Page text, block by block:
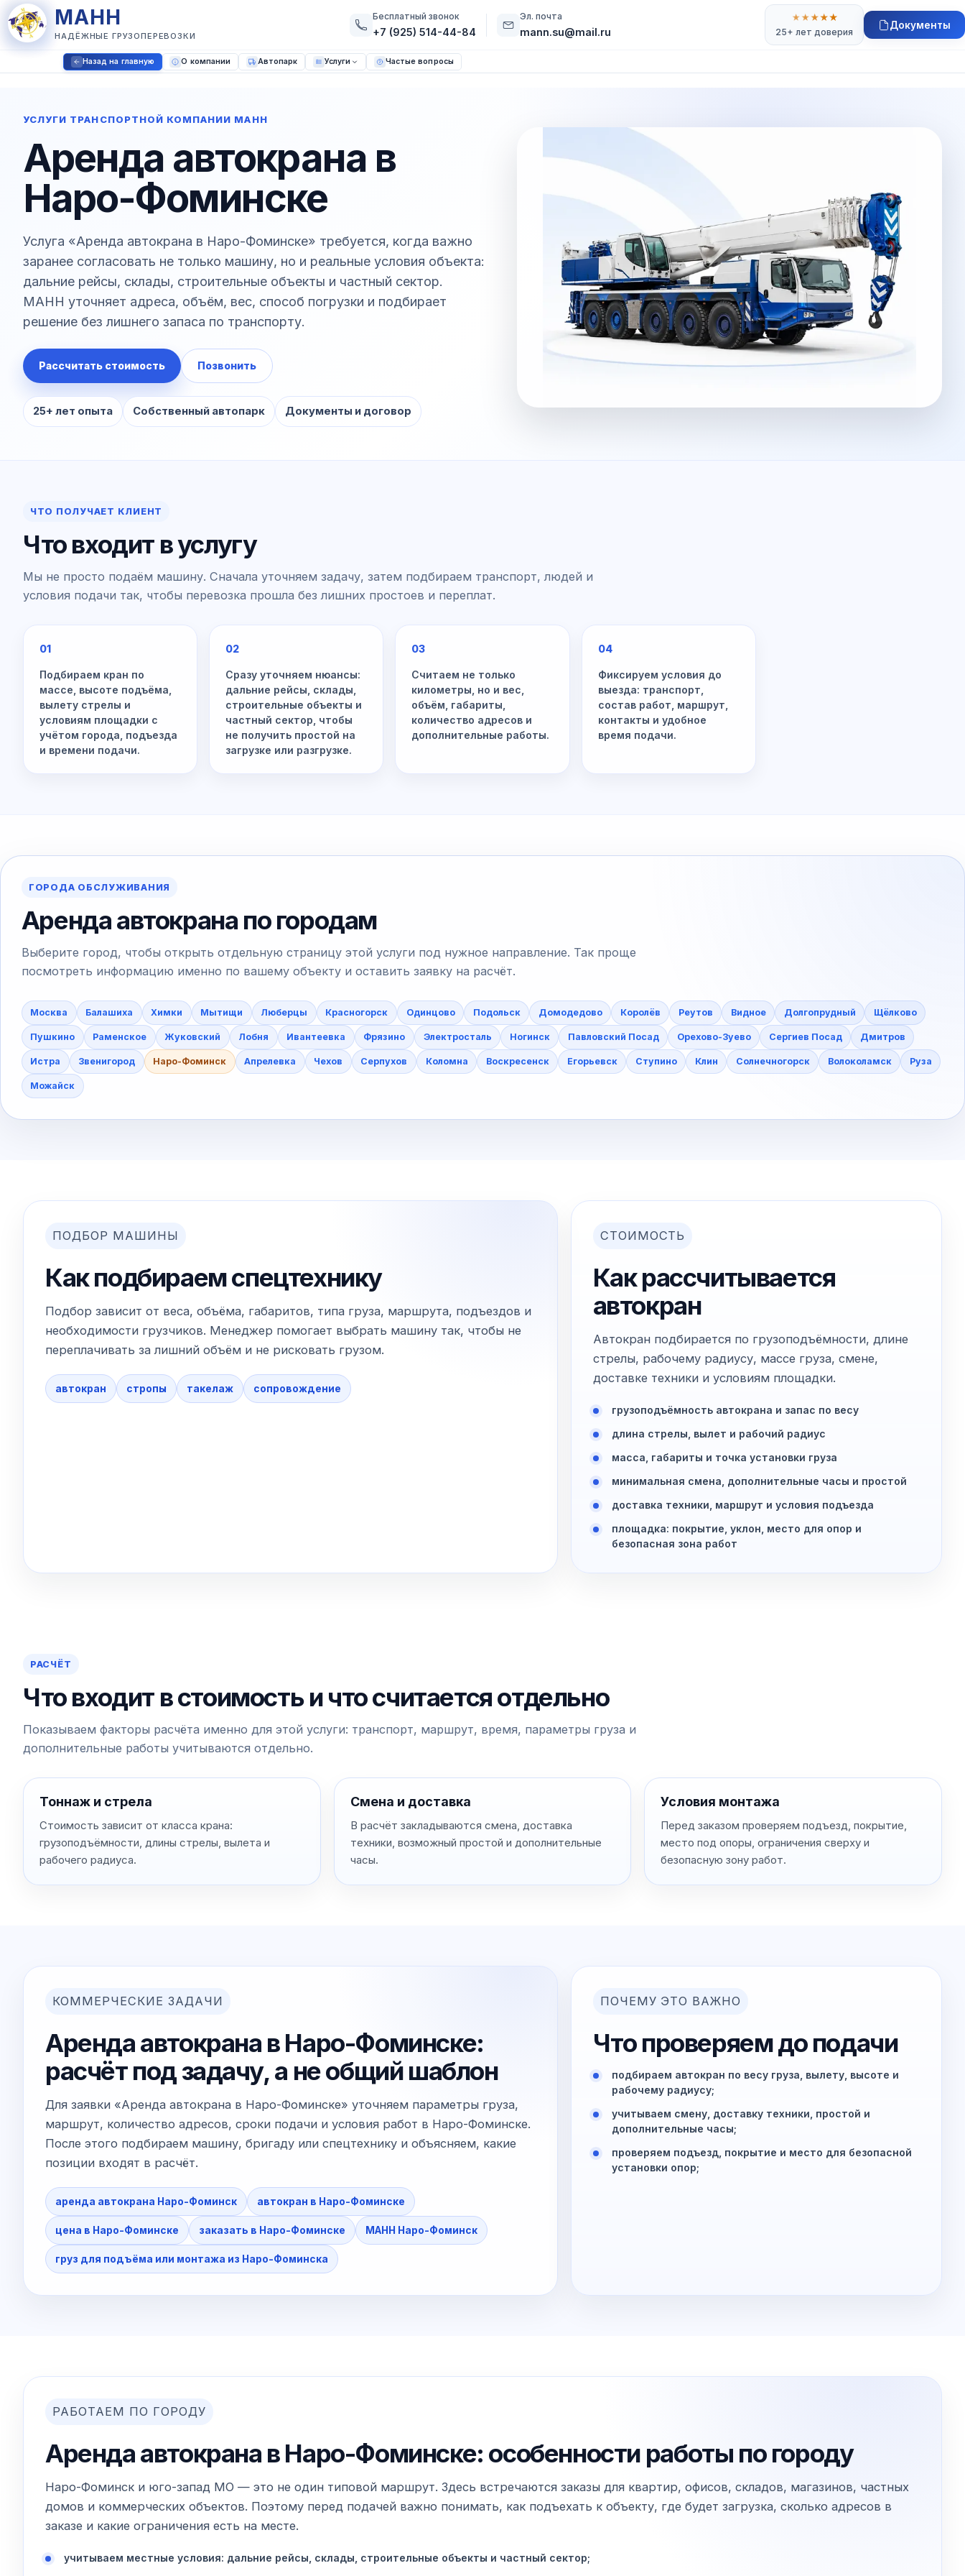
МАНН
НАДЁЖНЫЕ ГРУЗОПЕРЕВОЗКИ
Бесплатный звонок
+7 (925) 514-44-84
Эл. почта
mann.su@mail.ru
★ ★★★★
25+ лет доверия
Документы
Назад на главную О компании Автопарк Услуги Частые вопросы
УСЛУГИ ТРАНСПОРТНОЙ КОМПАНИИ МАНН
Аренда автокрана в
Наро-Фоминске
Услуга «Аренда автокрана в Наро-Фоминске» требуется, когда важно
заранее согласовать не только машину, но и реальные условия объекта:
дальние рейсы, склады, строительные объекты и частный сектор.
МАНН уточняет адреса, объём, вес, способ погрузки и подбирает
решение без лишнего запаса по транспорту.
Рассчитать стоимость Позвонить
25+ лет опыта Собственный автопарк Документы и договор
ЧТО ПОЛУЧАЕТ КЛИЕНТ
Что входит в услугу
Мы не просто подаём машину. Сначала уточняем задачу, затем подбираем транспорт, людей и
условия подачи так, чтобы перевозка прошла без лишних простоев и переплат.
01
Подбираем кран по
массе, высоте подъёма,
вылету стрелы и
условиям площадки с
учётом города, подъезда
и времени подачи.
02
Сразу уточняем нюансы:
дальние рейсы, склады,
строительные объекты и
частный сектор, чтобы
не получить простой на
загрузке или разгрузке.
03
Считаем не только
километры, но и вес,
объём, габариты,
количество адресов и
дополнительные работы.
04
Фиксируем условия до
выезда: транспорт,
состав работ, маршрут,
контакты и удобное
время подачи.
ГОРОДА ОБСЛУЖИВАНИЯ
Аренда автокрана по городам
Выберите город, чтобы открыть отдельную страницу этой услуги под нужное направление. Так проще
посмотреть информацию именно по вашему объекту и оставить заявку на расчёт.
Москва Балашиха Химки Мытищи Люберцы Красногорск Одинцово Подольск Домодедово Королёв Реутов Видное Долгопрудный Щёлково
Пушкино Раменское Жуковский Лобня Ивантеевка Фрязино Электросталь Ногинск Павловский Посад Орехово-Зуево Сергиев Посад Дмитров
Истра Звенигород Наро-Фоминск Апрелевка Чехов Серпухов Коломна Воскресенск Егорьевск Ступино Клин Солнечногорск Волоколамск Руза
Можайск
ПОДБОР МАШИНЫ
Как подбираем спецтехнику
Подбор зависит от веса, объёма, габаритов, типа груза, маршрута, подъездов и
необходимости грузчиков. Менеджер помогает выбрать машину так, чтобы не
переплачивать за лишний объём и не рисковать грузом.
автокран стропы такелаж сопровождение
СТОИМОСТЬ
Как рассчитывается
автокран
Автокран подбирается по грузоподъёмности, длине
стрелы, рабочему радиусу, массе груза, смене,
доставке техники и условиям площадки.
грузоподъёмность автокрана и запас по весу
длина стрелы, вылет и рабочий радиус
масса, габариты и точка установки груза
минимальная смена, дополнительные часы и простой
доставка техники, маршрут и условия подъезда
площадка: покрытие, уклон, место для опор и
безопасная зона работ
РАСЧЁТ
Что входит в стоимость и что считается отдельно
Показываем факторы расчёта именно для этой услуги: транспорт, маршрут, время, параметры груза и
дополнительные работы учитываются отдельно.
Тоннаж и стрела
Стоимость зависит от класса крана:
грузоподъёмности, длины стрелы, вылета и
рабочего радиуса.
Смена и доставка
В расчёт закладываются смена, доставка
техники, возможный простой и дополнительные
часы.
Условия монтажа
Перед заказом проверяем подъезд, покрытие,
место под опоры, ограничения сверху и
безопасную зону работ.
КОММЕРЧЕСКИЕ ЗАДАЧИ
Аренда автокрана в Наро-Фоминске:
расчёт под задачу, а не общий шаблон
Для заявки «Аренда автокрана в Наро-Фоминске» уточняем параметры груза,
маршрут, количество адресов, сроки подачи и условия работ в Наро-Фоминске.
После этого подбираем машину, бригаду или спецтехнику и объясняем, какие
позиции входят в расчёт.
аренда автокрана Наро-Фоминск автокран в Наро-Фоминске
цена в Наро-Фоминске заказать в Наро-Фоминске МАНН Наро-Фоминск
груз для подъёма или монтажа из Наро-Фоминска
ПОЧЕМУ ЭТО ВАЖНО
Что проверяем до подачи
подбираем автокран по весу груза, вылету, высоте и
рабочему радиусу;
учитываем смену, доставку техники, простой и
дополнительные часы;
проверяем подъезд, покрытие и место для безопасной
установки опор;
РАБОТАЕМ ПО ГОРОДУ
Аренда автокрана в Наро-Фоминске: особенности работы по городу
Наро-Фоминск и юго-запад МО — это не один типовой маршрут. Здесь встречаются заказы для квартир, офисов, складов, магазинов, частных
домов и коммерческих объектов. Поэтому перед подачей важно понимать, как подъехать к объекту, где будет загрузка, сколько адресов в
заказе и какие ограничения есть на месте.
учитываем местные условия: дальние рейсы, склады, строительные объекты и частный сектор;